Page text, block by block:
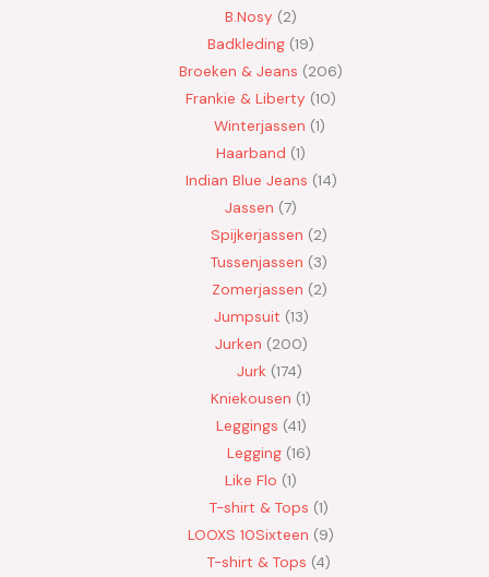
B.Nosy
2
Badkleding 19
Broeken & Jeans
206
Frankie & Liberty 10
Winterjassen 1
Haarband 1
Indian Blue Jeans 14
Jassen 7
Spijkerjassen
2
Tussenjassen
3
Zomerjassen 2
Jumpsuit 13
Jurken 200
Jurk 174
Kniekousen 1
Leggings 41
Legging 16
Like Flo 1
T-shirt & Tops 1
LOOXS 10Sixteen
9
T-shirt & Tops 4